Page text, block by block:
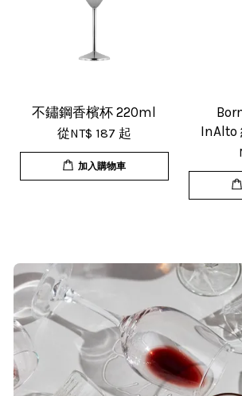
18/Nov/2025 07:35 pm
杯子的品質非常好、寄
效率，現在買調酒用品
貨速度快，商品品質也
超值，值得推薦大家購
不鏽鋼香檳杯 220ml
從NT$ 187 起
加入購物車
InAlto